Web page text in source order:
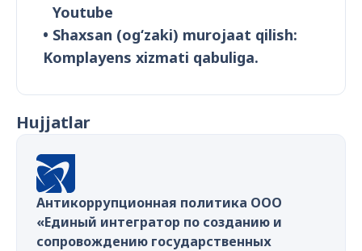
Youtube
• Shaxsan (og‘zaki) murojaat qilish:
Komplayens xizmati qabuliga.
Hujjatlar
Антикоррупционная политика ООО
«Единый интегратор по созданию и
сопровождению государственных